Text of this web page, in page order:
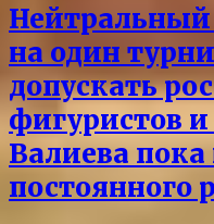
Нейтральный
на один
допускать
фигуристов
Валиева
постоянного